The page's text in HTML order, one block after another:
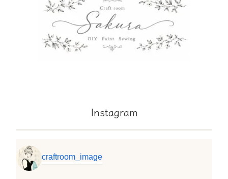
Instagram
craftroom_image